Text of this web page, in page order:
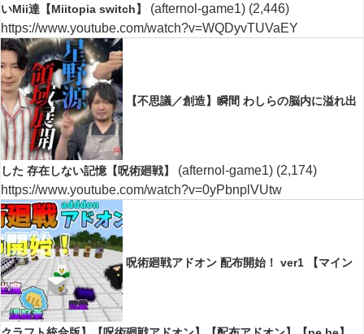
いMii達【Miitopia switch】
(afternol-game1) (2,446)
https://www.youtube.com/watch?v=WQDyvTUVaEY
【不思議／創造】瞬間 わしらの脳内に溢れ出
した 存在しない記憶【呪術廻戦】 (afternol-game1) (2,174)
https://www.youtube.com/watch?v=0yPbnplVUtw
呪術廻戦アドオン 配布開始！ ver1 【マイン